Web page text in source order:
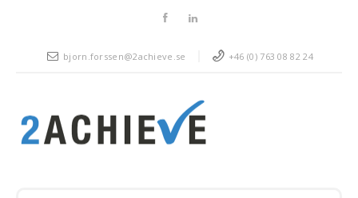
bjorn.forssen@2achieve.se +46 (0) 763 08 82 24